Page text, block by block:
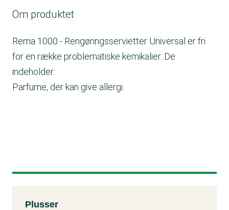
Om produktet
Rema 1000 - Rengøringsservietter Universal er fri
for en række problematiske kemikalier. De
indeholder:
Parfume, der kan give allergi.
Kemitest
Plusser